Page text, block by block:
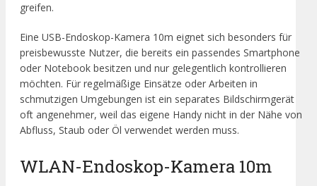
greifen.
Eine USB-Endoskop-Kamera 10m eignet sich besonders für
preisbewusste Nutzer, die bereits ein passendes Smartphone
oder Notebook besitzen und nur gelegentlich kontrollieren
möchten. Für regelmäßige Einsätze oder Arbeiten in
schmutzigen Umgebungen ist ein separates Bildschirmgerät
oft angenehmer, weil das eigene Handy nicht in der Nähe von
Abfluss, Staub oder Öl verwendet werden muss.
WLAN-Endoskop-Kamera 10m